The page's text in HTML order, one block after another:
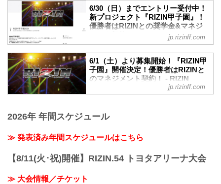
退）が集まり、大晦日への出場権を賭け
たトーナメントを形式の試合が行われ
た。
RIZIN甲子園 理念
RIZINのリングで活躍する選手を発掘する
新プロジェクト。トライアウトを経て決
勝トーナメントを行います。決勝戦はな
んと、2024年大晦日のRIZINの...
のスター選手発掘を目的としたプロジェ
クト「RIZIN甲子園」の第1回トライアウ
トが開催された。
加者が集まり、午前のプログラム終了後
に合格者50名が発表、合格者のみで午後
のプログラムが実施された。
RIZIN甲子園とは
「RIZIN甲子園」理念
RIZINのリングで活躍する選手を発掘する
んと、2024年大晦日のRIZINのオープニ
6/30（日）までエントリー受付中！
新プロジェクト『RIZIN甲子園』！
優勝者はRIZINとの奨学⾦&マネジ
メント契約！ - RIZIN FIGHTING
FEDERATION オフィシャルサイト
未来のスター選手発掘を目的とした新プ
ロジェクト『RIZIN甲子園』のエントリー
が、6月1日（土）12時よりスタート！
このプロジェクトでは15〜18歳の男性を
対象に、「本気でRIZINのリングに上がり
んな熱い気持ちを持った将来のスター選
手候補を大募集！
う方は、出場者募集ページ、募集条件等
リーしよう！
jp.rizinff.com
6/1（土）より募集開始！『RIZIN甲
子園』開催決定！優勝者はRIZINと
のマネジメント契約！ - RIZIN
FIGHTING FEDERATION オフィシ
ャルサイト
新プロジェクト『RIZIN甲子園』が始動！
RIZINのリングで活躍する選手を発掘する
勝トーナメントを行います。
決勝戦はなんと、2024年大晦日のRIZIN
jp.rizinff.com
2026年 年間スケジュール
≫ 発表済み年間スケジュールはこちら
【8/11(火･祝)開催】RIZIN.54 トヨタアリーナ大会
≫ 大会情報／チケット